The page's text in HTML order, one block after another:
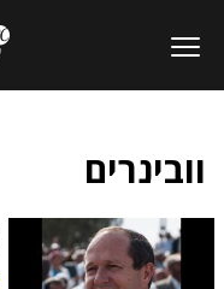
וובינרים